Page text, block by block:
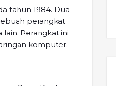
tahun 1984. Dua
perangkat
Perangkat ini
komputer.